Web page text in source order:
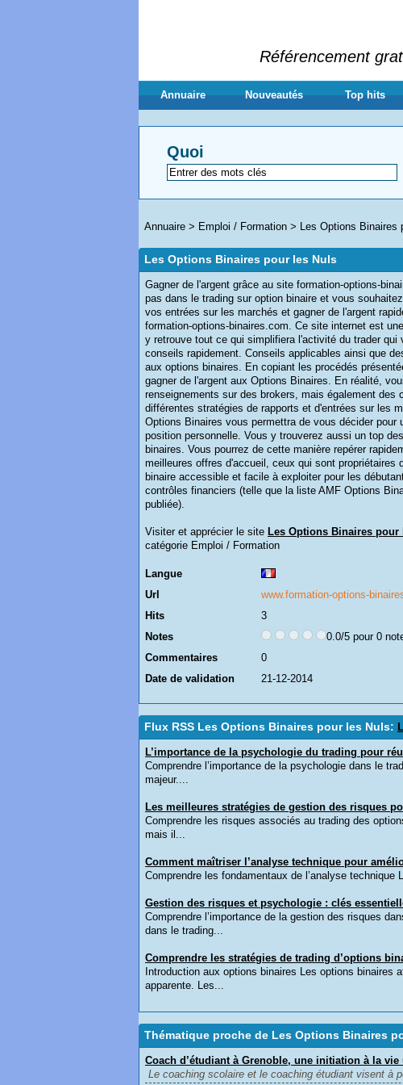
Référencement
Annuaire Nouveautés Top hits
Quoi
Annuaire > Emploi / Formation > Les Options Binaires
Les Options Binaires pour les Nuls
Gagner de l'argent grâce au site formation-options-
pas dans le trading sur option binaire et vous
vos entrées sur les marchés et gagner de l'argent
formation-options-binaires.com. Ce site internet est
y retrouve tout ce qui simplifiera l'activité du trader qui
conseils rapidement. Conseils applicables ainsi que
aux options binaires. En copiant les procédés
gagner de l'argent aux Options Binaires. En réalité,
renseignements sur des brokers, mais également des
différentes stratégies de rapports et d'entrées sur les
Options Binaires vous permettra de vous décider pour
position personnelle. Vous y trouverez aussi un top
binaires. Vous pourrez de cette manière repérer
meilleures offres d'accueil, ceux qui sont propriétaires
binaire accessible et facile à exploiter pour les
contrôles financiers (telle que la liste AMF Options
publiée).
Visiter et apprécier le site Les Options Binaires pour
catégorie Emploi / Formation
Langue
Url
www.formation-options-
Hits
3
Notes
0.0/5 pour 0
Commentaires
0
Date de validation
21-12-2014
Flux RSS Les Options Binaires pour les Nuls:
L’importance de la psychologie du trading pour
Comprendre l’importance de la psychologie dans le
majeur....
Les meilleures stratégies de gestion des risques
Comprendre les risques associés au trading des
mais il...
Comment maîtriser l’analyse technique pour
Comprendre les fondamentaux de l’analyse technique
Gestion des risques et psychologie : clés
Comprendre l’importance de la gestion des risques
dans le trading...
Comprendre les stratégies de trading d’options
Introduction aux options binaires Les options
apparente. Les...
Thématique proche de Les Options Binaires
Coach d’étudiant à Grenoble, une initiation à la
Le coaching scolaire et le coaching étudiant visent à